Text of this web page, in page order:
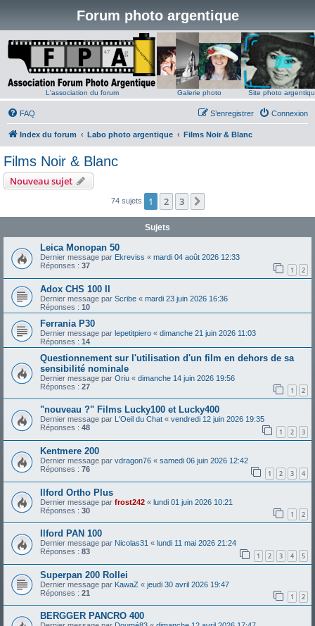
Forum photo argentique
L'association du forum Galerie photo Site photo
FAQ Connexion
S’enregistrer
Index du forum Labo photo argentique Films Noir & Blanc
Films Noir & Blanc
Nouveau sujet
74 sujets 1 2 3
Sujets
Leica Monopan 50
Dernier message par Ekreviss « mardi 04 août 2026 12:33
Réponses : 37 1 2
Adox CHS 100 II
Dernier message par Scribe « mardi 23 juin 2026 16:36
Réponses : 10
Ferrania P30
Dernier message par lepetitpiero « dimanche 21 juin 2026 11:03
Réponses : 14
Questionnement sur l'utilisation d'un film en dehors de sa
sensibilité nominale
Dernier message par Oriu « dimanche 14 juin 2026 19:56
Réponses : 27 1 2
"nouveau ?" Films Lucky100 et Lucky400
Dernier message par L'Oeil du Chat « vendredi 12 juin 2026 19:35
Réponses : 48 1 2 3
Kentmere 200
Dernier message par vdragon76 « samedi 06 juin 2026 12:42
Réponses : 76 1 2 3 4
Ilford Ortho Plus
Dernier message par frost242 « lundi 01 juin 2026 10:21
Réponses : 30 1 2
Ilford PAN 100
Dernier message par Nicolas31 « lundi 11 mai 2026 21:24
Réponses : 83 1 2 3 4 5
Superpan 200 Rollei
Dernier message par KawaZ « jeudi 30 avril 2026 19:47
Réponses : 21 1 2
BERGGER PANCRO 400